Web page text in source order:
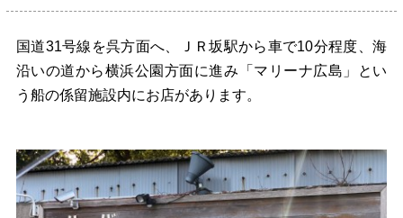
国道31号線を呉方面へ、ＪＲ坂駅から車で10分程度、海
沿いの道から横浜公園方面に進み「マリーナ広島」とい
う船の係留施設内にお店があります。